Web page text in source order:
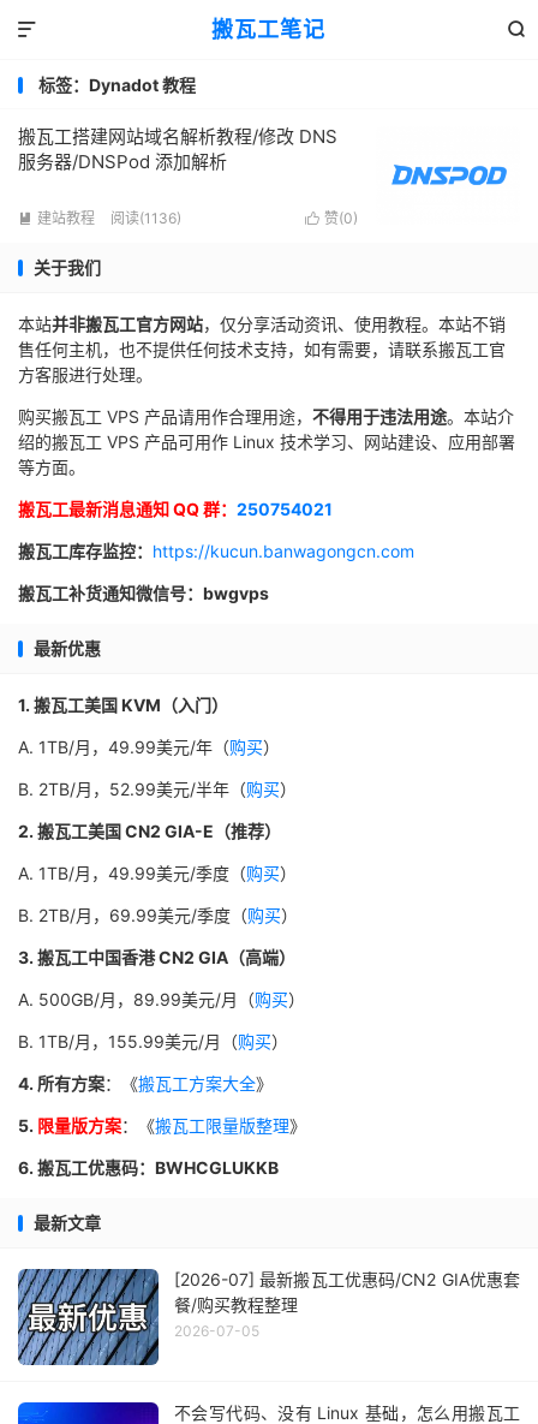
搬瓦工笔记 

标签：Dynadot 教程
搬瓦工搭建网站域名解析教程/修改 DNS
服务器/DNSPod 添加解析
 建站教程 阅读(1136)  赞(0)
关于我们
本站并非搬瓦工官方网站，仅分享活动资讯、使用教程。本站不销
售任何主机，也不提供任何技术支持，如有需要，请联系搬瓦工官
方客服进行处理。
购买搬瓦工 VPS 产品请用作合理用途， 不得用于违法用途。本站介
绍的搬瓦工 VPS 产品可用作 Linux 技术学习、网站建设、应用部署
等方面。
搬瓦工最新消息通知 QQ 群： 250754021
搬瓦工库存监控： https://kucun.banwagongcn.com
搬瓦工补货通知微信号：bwgvps
最新优惠
1. 搬瓦工美国 KVM（入门）
A. 1TB/月，49.99美元/年（购买）
B. 2TB/月，52.99美元/半年（购买）
2. 搬瓦工美国 CN2 GIA-E（推荐）
A. 1TB/月，49.99美元/季度（购买）
B. 2TB/月，69.99美元/季度（购买）
3. 搬瓦工中国香港 CN2 GIA（高端）
A. 500GB/月，89.99美元/月（购买）
B. 1TB/月，155.99美元/月（购买）
4. 所有方案：《搬瓦工方案大全》
5. 限量版方案：《搬瓦工限量版整理》
6. 搬瓦工优惠码：BWHCGLUKKB
最新文章
[2026-07] 最新搬瓦工优惠码/CN2 GIA优惠套
餐/购买教程整理
2026-07-05
不会写代码、没有 Linux 基础，怎么用搬瓦工